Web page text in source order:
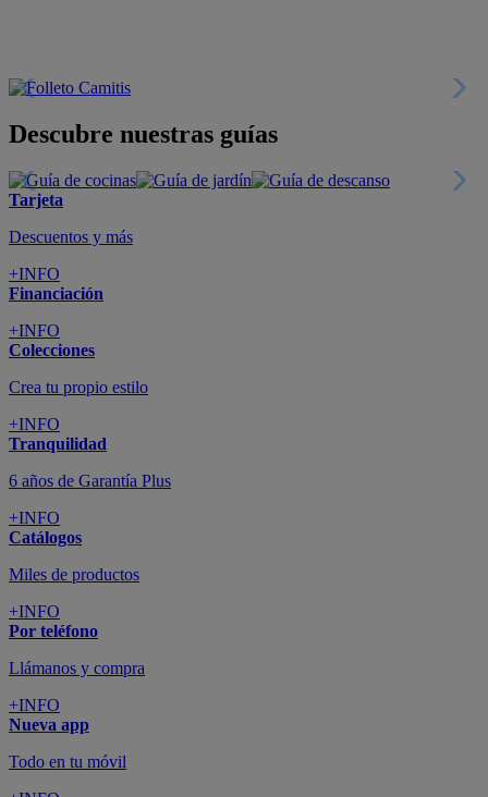
Descubre nuestras guías
Tarjeta
Descuentos y más
+INFO
Financiación
+INFO
Colecciones
Crea tu propio estilo
+INFO
Tranquilidad
6 años de Garantía Plus
+INFO
Catálogos
Miles de productos
+INFO
Por teléfono
Llámanos y compra
+INFO
Nueva app
Todo en tu móvil